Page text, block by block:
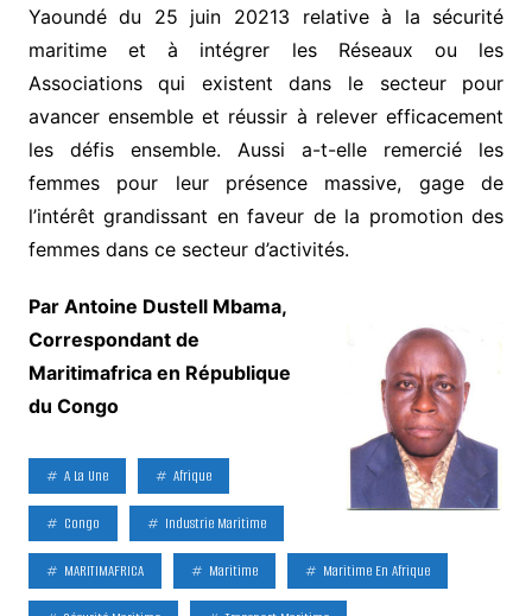
Yaoundé du 25 juin 20213 relative à la sécurité
maritime et à intégrer les Réseaux ou les
Associations qui existent dans le secteur pour
avancer ensemble et réussir à relever efficacement
les défis ensemble. Aussi a-t-elle remercié les
femmes pour leur présence massive, gage de
l’intérêt grandissant en faveur de la promotion des
femmes dans ce secteur d’activités.
Par Antoine Dustell Mbama,
Correspondant de
Maritimafrica en République
du Congo
A La Une Afrique
Congo Industrie Maritime
MARITIMAFRICA Maritime Maritime En Afrique